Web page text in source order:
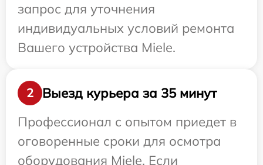
запрос для уточнения
индивидуальных условий ремонта
Вашего устройства Miele.
2
Выезд курьера за 35 минут
Профессионал с опытом приедет в
оговоренные сроки для осмотра
оборудования Miele. Если